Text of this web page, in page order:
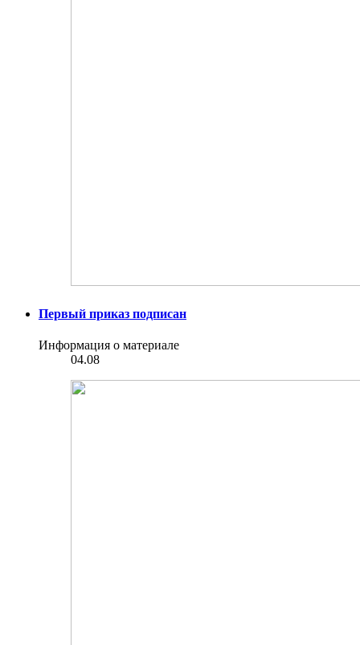
Первый приказ подписан
Информация о материале
04.08